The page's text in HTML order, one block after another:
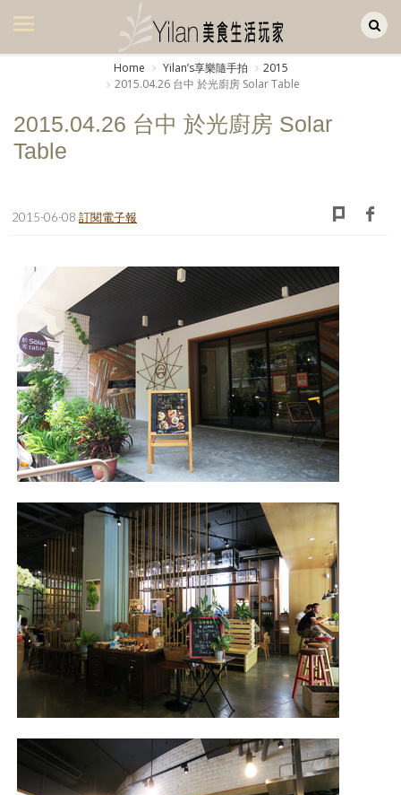
美食集
廚房集
旅遊集
書房集
日記簿
餐桌週記
享樂隨手拍
照相簿
影音區
歷史區
關於Yilan
個人著作
活動實況記錄
媒體報導一覽
合作與代言
訂閱電子報
Home Yilanʼs享樂隨手拍
2015
2015.04.26 台中 於光廚房 Solar Table
2015.04.26 台中 於光廚房 Solar
Table
2015-06-08 訂閱電子報